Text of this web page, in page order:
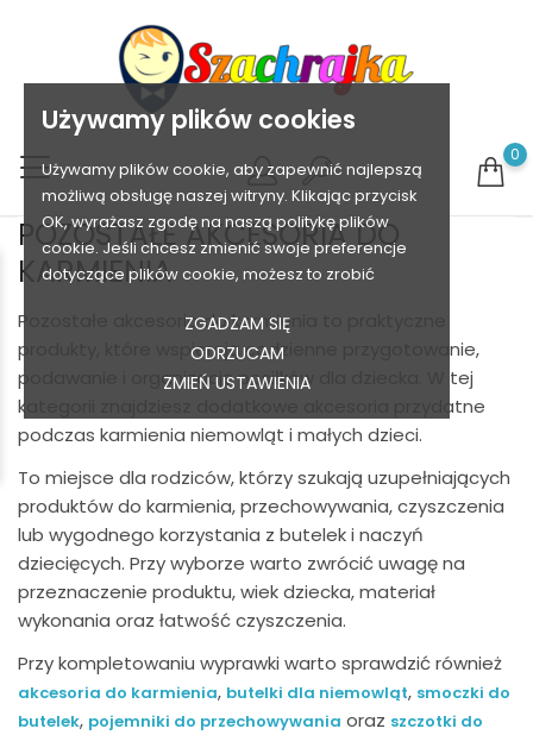
Używamy plików cookies
Używamy plików cookie, aby zapewnić najlepszą
możliwą obsługę naszej witryny. Klikając przycisk
OK, wyrażasz zgodę na naszą politykę plików
cookie. Jeśli chcesz zmienić swoje preferencje
dotyczące plików cookie, możesz to zrobić
ZGADZAM SIĘ
ODRZUCAM
ZMIEŃ USTAWIENIA
0
POZOSTAŁE AKCESORIA DO
KARMIENIA
Pozostałe akcesoria do karmienia to praktyczne
produkty, które wspierają codzienne przygotowanie,
podawanie i organizację posiłków dla dziecka. W tej
kategorii znajdziesz dodatkowe akcesoria przydatne
podczas karmienia niemowląt i małych dzieci.
To miejsce dla rodziców, którzy szukają uzupełniających
produktów do karmienia, przechowywania, czyszczenia
lub wygodnego korzystania z butelek i naczyń
dziecięcych. Przy wyborze warto zwrócić uwagę na
przeznaczenie produktu, wiek dziecka, materiał
wykonania oraz łatwość czyszczenia.
Przy kompletowaniu wyprawki warto sprawdzić również
akcesoria do karmienia, butelki dla niemowląt, smoczki do
butelek, pojemniki do przechowywania oraz szczotki do